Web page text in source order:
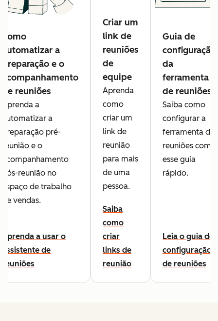
Como
automatizar a
preparação e o
acompanhamento
de reuniões
Aprenda a
automatizar a
preparação pré-
reunião e o
acompanhamento
pós-reunião no
espaço de trabalho
de vendas.
Aprenda a usar o
assistente de
reuniões
Criar um
link de
reuniões
de
equipe
Aprenda
como
criar um
link de
reunião
para mais
de uma
pessoa.
Saiba
como
criar
links de
reunião
Guia de
configuração
da
ferramenta
de reuniões
Saiba como
configurar a
ferramenta de
reuniões com
esse guia
rápido.
Leia o guia de
configuração
de reuniões